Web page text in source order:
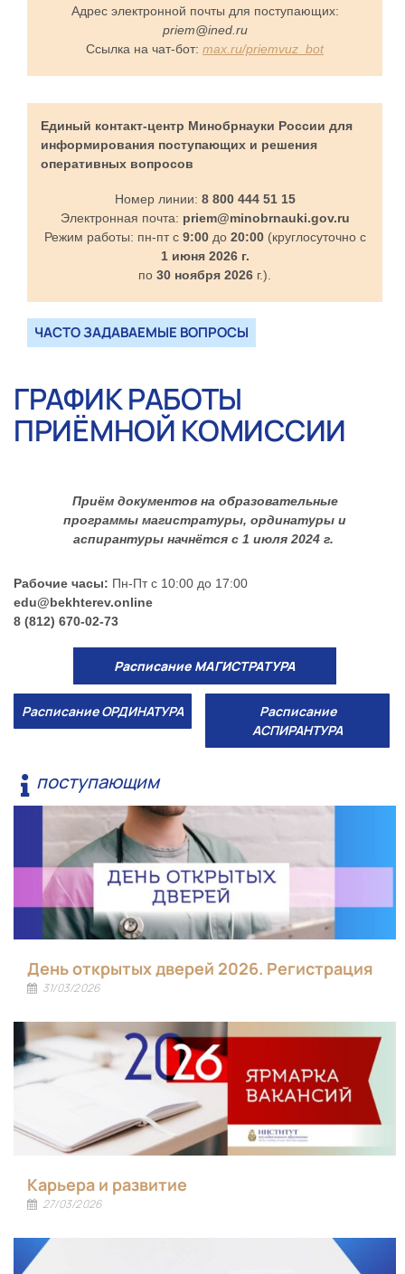
Адрес электронной почты для поступающих:
priem@ined.ru
Ссылка на чат-бот: max.ru/priemvuz_bot
Единый контакт-центр Минобрнауки России для
информирования поступающих и решения
оперативных вопросов
Номер линии: 8 800 444 51 15
Электронная почта: priem@minobrnauki.gov.ru
Режим работы: пн-пт с 9:00до20:00(круглосуточно с
1 июня 2026 г.
по 30 ноября 2026 г.).
ЧАСТО ЗАДАВАЕМЫЕ ВОПРОСЫ
ГРАФИК РАБОТЫ
ПРИЁМНОЙ КОМИССИИ
Приём документов на образовательные
программы магистратуры, ординатуры и
аспирантуры начнётся с 1 июля 2024 г.
Рабочие часы: Пн-Пт с 10:00 до 17:00
edu@bekhterev.online
8 (812) 670-02-73
Расписание МАГИСТРАТУРА
Расписание ОРДИНАТУРА
Расписание
АСПИРАНТУРА
поступающим
День открытых дверей 2026. Регистрация
31/03/2026
Карьера и развитие
27/03/2026